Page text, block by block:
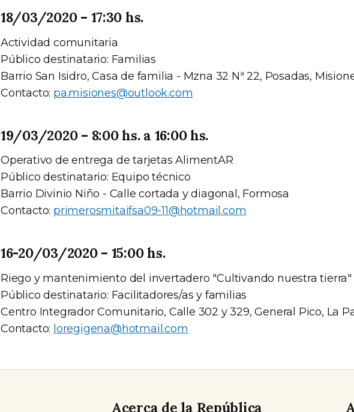
18/03/2020 – 17:30 hs.
Actividad comunitaria
Público destinatario: Familias
Barrio San Isidro, Casa de familia - Mzna 32 Nª 22, Posadas,
Contacto: pa.misiones@outlook.com
19/03/2020 – 8:00 hs. a 16:00 hs.
Operativo de entrega de tarjetas AlimentAR
Público destinatario: Equipo técnico
Barrio Divinio Niño - Calle cortada y diagonal, Formosa
Contacto: primerosmitaifsa09-11@hotmail.com
16-20/03/2020 – 15:00 hs.
Riego y mantenimiento del invertadero "Cultivando nuestra tierra"
Público destinatario: Facilitadores/as y familias
Centro Integrador Comunitario, Calle 302 y 329, General Pico, La
Contacto: loregigena@hotmail.com
Acerca de la República